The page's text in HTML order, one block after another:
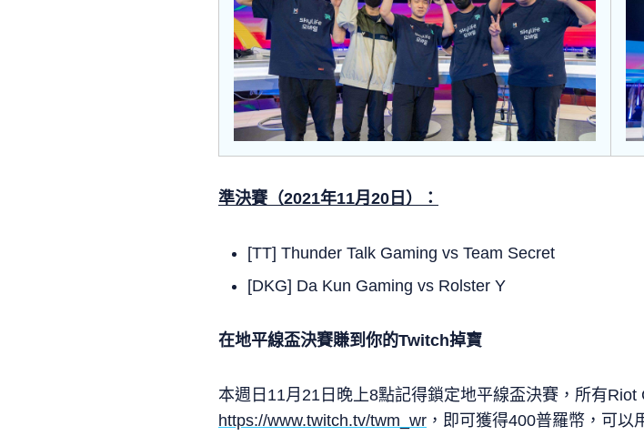
準決賽（2021年11月20日）：
[TT] Thunder Talk Gaming vs Team Secret
[DKG] Da Kun Gaming vs Rolster Y
在地平線盃決賽賺到你的Twitch掉寶
本週日11月21日晚上8點記得鎖定地平線盃決賽，所有
https://www.twitch.tv/twm_wr ，即可獲得400普羅幣，可以